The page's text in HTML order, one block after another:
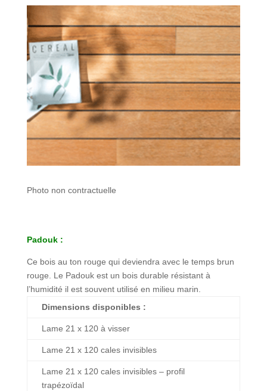
Photo non contractuelle
Padouk :
Ce bois au ton rouge qui deviendra avec le temps brun
rouge. Le Padouk est un bois durable résistant à
l’humidité il est souvent utilisé en milieu marin.
Dimensions disponibles :
Lame 21 x 120 à visser
Lame 21 x 120 cales invisibles
Lame 21 x 120 cales invisibles – profil
trapézoïdal